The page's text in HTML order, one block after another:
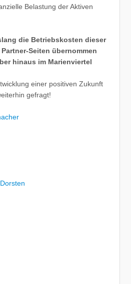
Belastung der Aktiven
die Betriebskosten dieser
Seiten übernommen
hinaus im Marienviertel
einer positiven Zukunft
gefragt!